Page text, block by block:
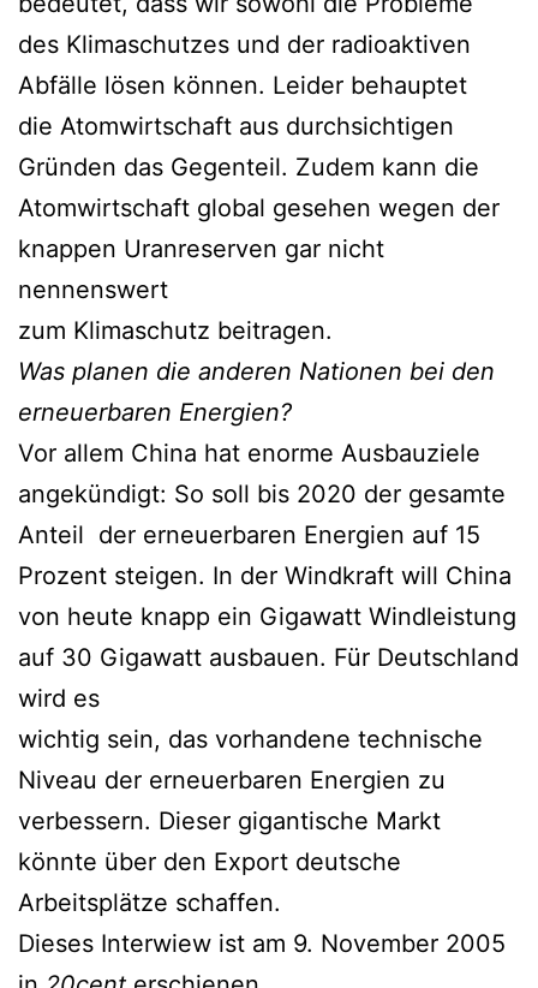
des Klimaschutzes und der radioaktiven
Abfälle lösen können. Leider behauptet
die Atomwirtschaft aus durchsichtigen
Gründen das Gegenteil. Zudem kann die
Atomwirtschaft global gesehen wegen der
knappen Uranreserven gar nicht
nennenswert
zum Klimaschutz beitragen.
Was planen die anderen Nationen bei den
erneuerbaren Energien?
Vor allem China hat enorme Ausbauziele
angekündigt: So soll bis 2020 der gesamte
Anteil der erneuerbaren Energien auf 15
Prozent steigen. In der Windkraft will China
von heute knapp ein Gigawatt Windleistung
auf 30 Gigawatt ausbauen. Für Deutschland
wird es
wichtig sein, das vorhandene technische
Niveau der erneuerbaren Energien zu
verbessern. Dieser gigantische Markt
könnte über den Export deutsche
Arbeitsplätze schaffen.
Dieses Interwiew ist am 9. November 2005